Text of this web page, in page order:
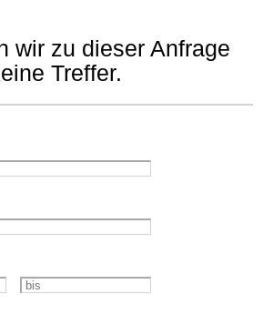
wir zu dieser Anfrage
Treffer.